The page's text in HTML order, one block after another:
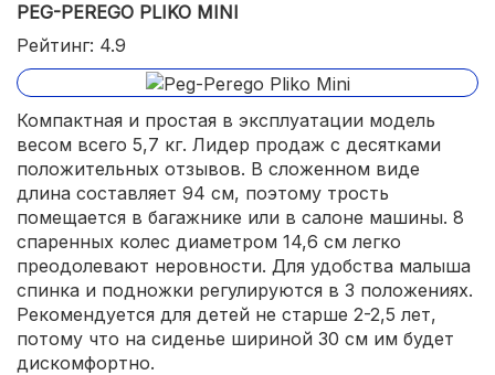
PEG-PEREGO PLIKO MINI
Рейтинг: 4.9
Компактная и простая в эксплуатации модель
весом всего 5,7 кг. Лидер продаж с десятками
положительных отзывов. В сложенном виде
длина составляет 94 см, поэтому трость
помещается в багажнике или в салоне машины. 8
спаренных колес диаметром 14,6 см легко
преодолевают неровности. Для удобства малыша
спинка и подножки регулируются в 3 положениях.
Рекомендуется для детей не старше 2-2,5 лет,
потому что на сиденье шириной 30 см им будет
дискомфортно.